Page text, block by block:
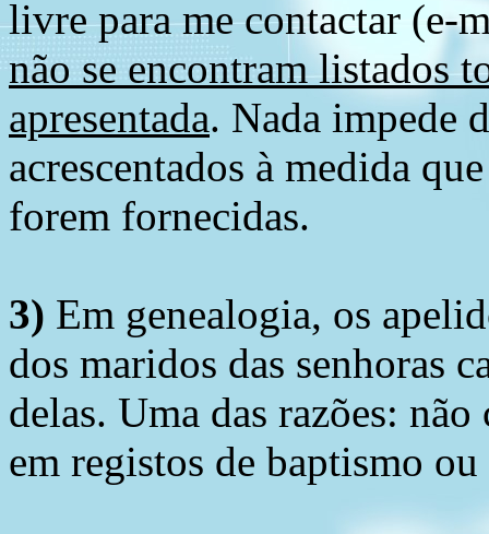
livre para me contactar (e-
não se encontram listados
apresentada. Nada impede
acrescentados à medida
forem fornecidas.
3) Em genealogia, os
dos maridos das senhoras
delas. Uma das razões:
em registos de baptismo